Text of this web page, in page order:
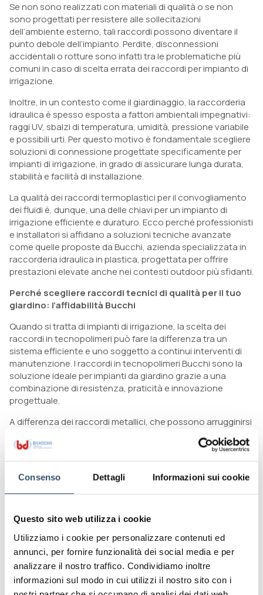
Consenso Dettagli Informazioni sui cookie
Questo sito web utilizza i cookie
Utilizziamo i cookie per personalizzare contenuti ed
annunci, per fornire funzionalità dei social media e per
analizzare il nostro traffico. Condividiamo inoltre
informazioni sul modo in cui utilizzi il nostro sito con i
Se non sono realizzati con materiali di qualità o se non
sono progettati per resistere alle sollecitazioni
dell’ambiente esterno, tali raccordi possono diventare il
punto debole dell’impianto. Perdite, disconnessioni
accidentali o rotture sono infatti tra le problematiche più
comuni in caso di scelta errata dei raccordi per impianto di
irrigazione.
Inoltre, in un contesto come il giardinaggio, la raccorderia
idraulica è spesso esposta a fattori ambientali impegnativi:
raggi UV, sbalzi di temperatura, umidità, pressione variabile
e possibili urti. Per questo motivo è fondamentale scegliere
soluzioni di connessione progettate specificamente per
impianti di irrigazione, in grado di assicurare lunga durata,
stabilità e facilità di installazione.
La qualità dei raccordi termoplastici per il convogliamento
dei fluidi è, dunque, una delle chiavi per un impianto di
irrigazione efficiente e duraturo. Ecco perché professionisti
e installatori si affidano a soluzioni tecniche avanzate
come quelle proposte da Bucchi, azienda specializzata in
raccorderia idraulica in plastica, progettata per offrire
prestazioni elevate anche nei contesti outdoor più sfidanti.
Perché scegliere raccordi tecnici di qualità per il tuo
giardino: l’affidabilità Bucchi
Quando si tratta di impianti di irrigazione, la scelta dei
raccordi in tecnopolimeri può fare la differenza tra un
sistema efficiente e uno soggetto a continui interventi di
manutenzione. I raccordi in tecnopolimeri Bucchi sono la
soluzione ideale per impianti da giardino grazie a una
combinazione di resistenza, praticità e innovazione
progettuale.
A differenza dei raccordi metallici, che possono arrugginirsi
dell’esposizione agli agenti atmosferici, i raccordi plastici
sviluppati da Bucchi sono pensati per mantenere le proprie
caratteristiche meccaniche anche in condizioni esterne
difficili. Questo li rende perfetti per l’utilizzo nei sistemi di
irrigazione domestici e professionali.
Ecco i principali vantaggi della raccorderia idraulica firmata
• Resistenza ai raggi UV e agli agenti atmosferici, per una
lunga durata anche all’esterno.
• Ottima tenuta e facilità di installazione, anche su tubi